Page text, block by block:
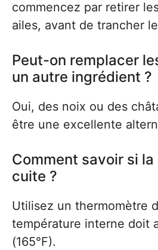
commencez par retirer
ailes, avant de trancher
Peut-on remplacer
un autre ingrédient ?
Oui, des noix ou des
être une excellente
Comment savoir si
cuite ?
Utilisez un thermomètre
température interne doit
(165°F).